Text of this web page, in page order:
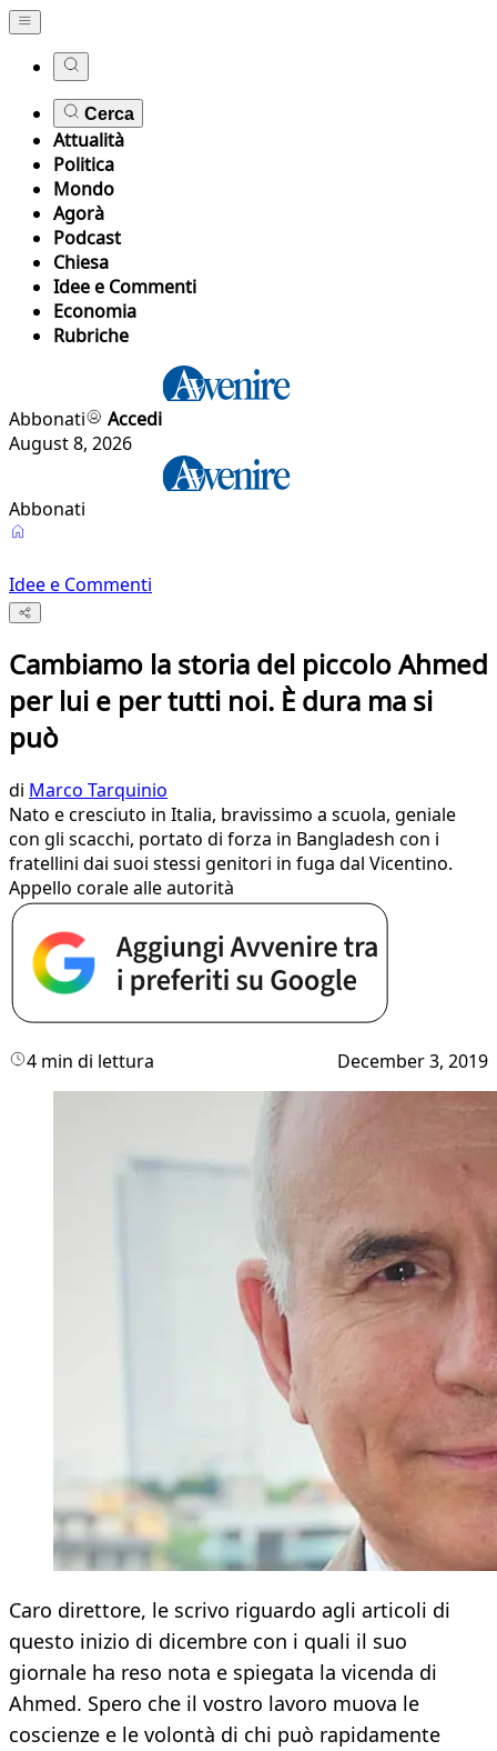
Cerca
Attualità
Politica
Mondo
Agorà
Podcast
Chiesa
Idee e Commenti
Economia
Rubriche
Abbonati
Accedi
August 8, 2026
Abbonati
Idee e Commenti
Cambiamo la storia del piccolo Ahmed
per lui e per tutti noi. È dura ma si
può
di Marco Tarquinio
Nato e cresciuto in Italia, bravissimo a scuola, geniale
con gli scacchi, portato di forza in Bangladesh con i
fratellini dai suoi stessi genitori in fuga dal Vicentino.
Appello corale alle autorità
4 min di lettura December 3, 2019
Caro direttore, le scrivo riguardo agli articoli di
questo inizio di dicembre con i quali il suo
giornale ha reso nota e spiegata la vicenda di
Ahmed. Spero che il vostro lavoro muova le
coscienze e le volontà di chi può rapidamente